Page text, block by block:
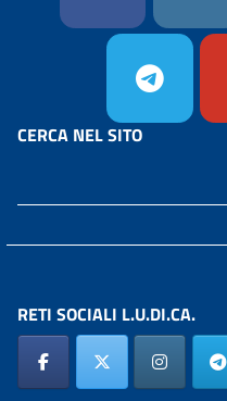
CERCA NEL SITO
RETI SOCIALI L.U.DI.CA.